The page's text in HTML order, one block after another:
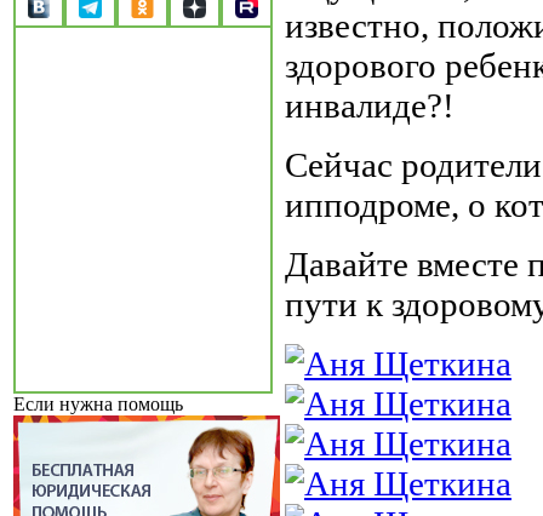
Если нужна помощь
известно,
здорового
инвалиде?!
Сейчас
ипподроме, о
Давайте вместе
пути к